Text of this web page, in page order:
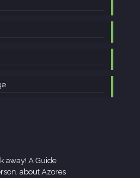
away! A Guide
about Azores